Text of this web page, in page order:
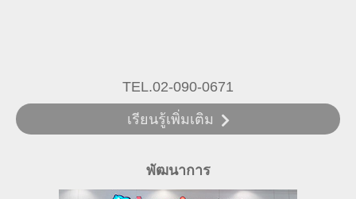
TEL.02-090-0671
เรียนรู้เพิ่มเติม
พัฒนาการ